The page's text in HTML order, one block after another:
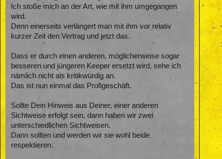
Ich stoße mich an der Art, wie mit ihm umgegangen
wird.
Denn einerseits verlängert man mit ihm vor relativ
kurzer Zeit den Vertrag und jetzt das.
Dass er durch einen anderen, möglicherweise sogar
besseren und jüngeren Keeper ersetzt wird, sehe ich
nämlich nicht als kritikwürdig an.
Das ist nun einmal das Profigeschäft.
Sollte Dein Hinweis aus Deiner, einer anderen
Sichtweise erfolgt sein, dann haben wir zwei
unterschiedlichen Sichtweisen.
Dann sollten und werden wir sie wohl beide
respektieren.